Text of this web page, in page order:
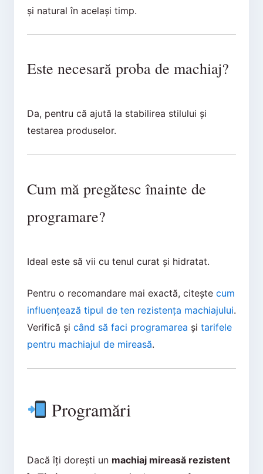
și natural în același timp.
Este necesară proba de machiaj?
Da, pentru că ajută la stabilirea stilului și
testarea produselor.
Cum mă pregătesc înainte de
programare?
Ideal este să vii cu tenul curat și hidratat.
Pentru o recomandare mai exactă, citește cum
influențează tipul de ten rezistența machiajului.
Verifică și când să faci programarea și tarifele
pentru machiajul de mireasă.
Programări
Dacă îți dorești un machiaj mireasă rezistent